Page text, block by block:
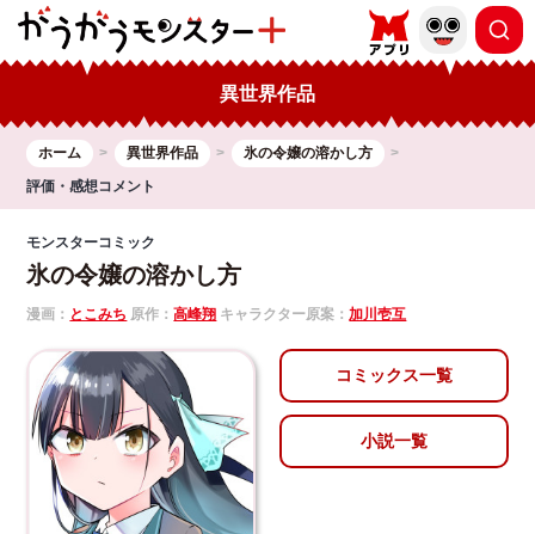
異世界作品
ホーム 異世界作品
氷の令嬢の溶かし方
評価・感想コメント
モンスターコミック
氷の令嬢の溶かし方
漫画： とこみち 原作：高峰翔 キャラクター原案：加川壱互
コミックス一覧
小説一覧